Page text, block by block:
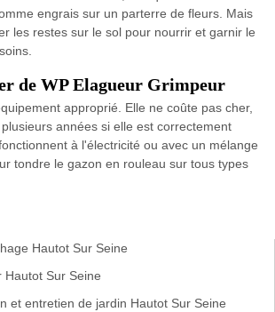
engrais sur un parterre de fleurs. Mais
les restes sur le sol pour nourrir et garnir le
de WP Elagueur Grimpeur
approprié. Elle ne coûte pas cher,
années si elle est correctement
à l'électricité ou avec un mélange
tondre le gazon en rouleau sur tous types
Hautot Sur Seine
Hautot Sur Seine
et entretien de jardin Hautot Sur Seine